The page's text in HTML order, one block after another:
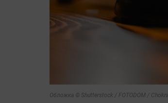
Обложка © Shutterstock / FOTODOM /